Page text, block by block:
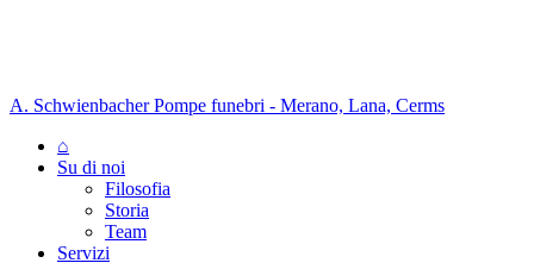
A. Schwienbacher Pompe funebri - Merano, Lana, Cerms
⌂
Su di noi
Filosofia
Storia
Team
Servizi